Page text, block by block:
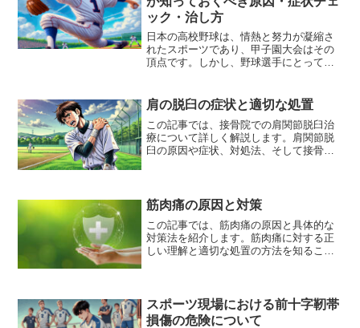
ック・治し方
日本の高校野球は、情熱と努力が凝縮さ
れたスポーツであり、甲子園大会はその
頂点です。しかし、野球選手にとって、
手だけでなく、全てのポジションの選手
が注意しなければならない...
肩の脱臼の症状と適切な処置
この記事では、接骨院での肩関節脱臼治
療について詳しく解説します。肩関節脱
臼の原因や症状、対処法、そして接骨院
きます。肩の脱臼について...
筋肉痛の原因と対策
この記事では、筋肉痛の原因と具体的な
対策法を紹介します。筋肉痛に対する正
しい理解と適切な処置の方法を知ること
ず、運動不足や過度な運動が...
スポーツ現場における前十字靭帯
損傷の危険について